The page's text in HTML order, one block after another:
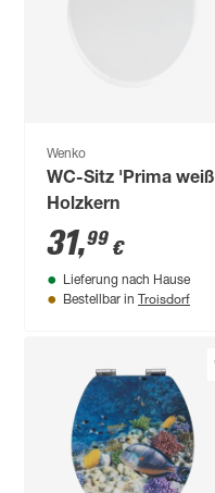
Wenko
WC-Sitz 'Prima weiß
Holzkern
31,99 €
Lieferung nach Hause
Bestellbar in Troisdorf